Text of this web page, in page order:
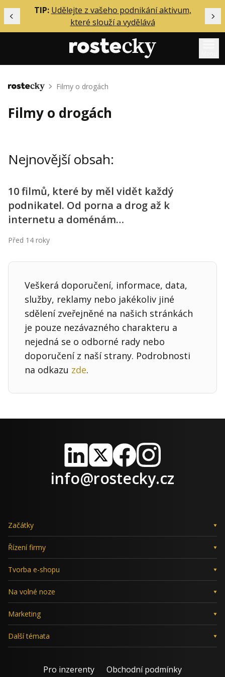
Předchozí
TIP: Udělejte z vašeho podnikání aktivum,
které slouží a vydělává
Mentoring
Solo
Inzerce
Přihlášení
Obchodní podmínky
Domů Filmy o drogách
Filmy o drogách
Nejnovější obsah:
10 filmů, které by měl vidět každý
podnikatel. Od porna a drog až k
internetu a doménám…
Před 14 roky
Veškerá doporučení, informace, data,
služby, reklamy nebo jakékoliv jiné
sdělení zveřejněné na našich stránkách
je pouze nezávazného charakteru a
nejedná se o odborné rady nebo
doporučení z naší strany. Podrobnosti
na odkazu zde.
LinkedIn
X FacebookInstagram
info@rostecky.cz
Začátky
Řízení firmy
Tvorba e-shopu
Na volné noze
Marketing
Další témata
Pro inzerenty Obchodní podmínky